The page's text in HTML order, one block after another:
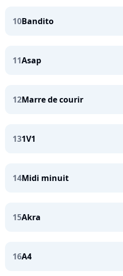
10Bandito
11Asap
12Marre de courir
131V1
14Midi minuit
15Akra
16A4